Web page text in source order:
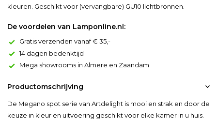
kleuren. Geschikt voor (vervangbare) GU10 lichtbronnen.
De voordelen van Lamponline.nl:
Gratis verzenden vanaf € 35,-
14 dagen bedenktijd
Mega showrooms in Almere en Zaandam
Productomschrijving
De Megano spot serie van Artdelight is mooi en strak en door de
keuze in kleur en uitvoering geschikt voor elke kamer in u huis.